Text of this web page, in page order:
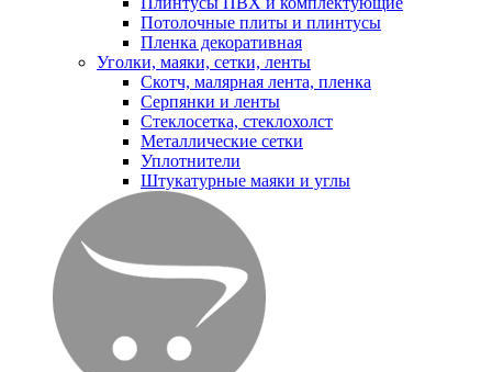
Потолочные плиты и плинтусы
Пленка декоративная
Уголки, маяки, сетки, ленты
Скотч, малярная лента, пленка
Серпянки и ленты
Стеклосетка, стеклохолст
Металлические сетки
Уплотнители
Штукатурные маяки и углы